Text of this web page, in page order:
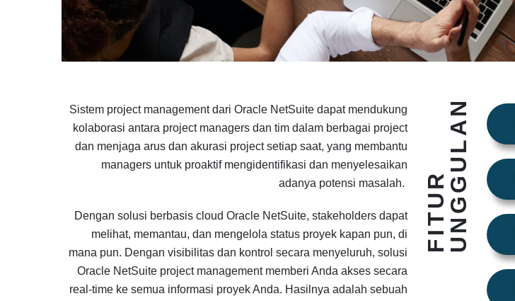
Sistem project management dari Oracle NetSuite dapat mendukung
kolaborasi antara project managers dan tim dalam berbagai project
dan menjaga arus dan akurasi project setiap saat, yang membantu
managers untuk proaktif mengidentifikasi dan menyelesaikan
adanya potensi masalah.
Dengan solusi berbasis cloud Oracle NetSuite, stakeholders dapat
melihat, memantau, dan mengelola status proyek kapan pun, di
mana pun. Dengan visibilitas dan kontrol secara menyeluruh, solusi
Oracle NetSuite project management memberi Anda akses secara
real-time ke semua informasi proyek Anda. Hasilnya adalah sebuah
F
I
T
U
R
U
N
G
G
U
L
AN